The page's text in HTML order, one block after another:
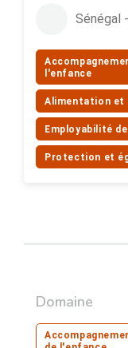
Sénégal
l'enfance
Alimentation et
Employabilité
Protection et
Domaine